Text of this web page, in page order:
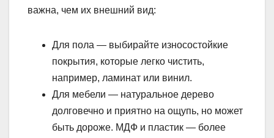
важна, чем их внешний вид:
Для пола — выбирайте износостойкие
покрытия, которые легко чистить,
например, ламинат или винил.
Для мебели — натуральное дерево
долговечно и приятно на ощупь, но может
быть дороже. МДФ и пластик — более